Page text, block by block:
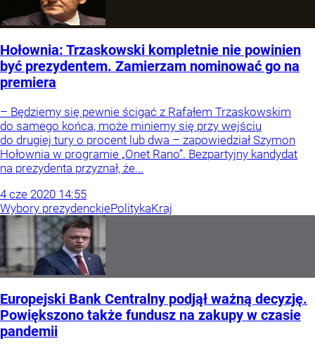
Hołownia: Trzaskowski kompletnie nie powinien
być prezydentem. Zamierzam nominować go na
premiera
– Będziemy się pewnie ścigać z Rafałem Trzaskowskim
do samego końca, może miniemy się przy wejściu
do drugiej tury o procent lub dwa – zapowiedział Szymon
Hołownia w programie „Onet Rano”. Bezpartyjny kandydat
na prezydenta przyznał, że...
4 cze 2020 14:55
Wybory prezydenckiePolitykaKraj
Europejski Bank Centralny podjął ważną decyzję.
Powiększono także fundusz na zakupy w czasie
pandemii